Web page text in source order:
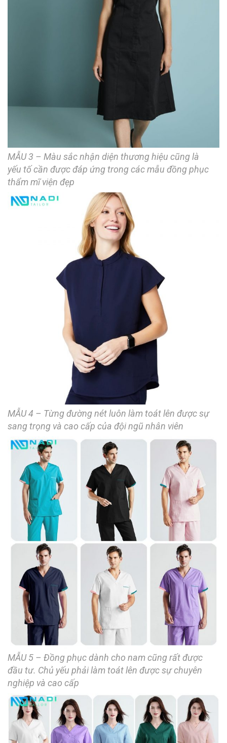
MẪU 3 – Màu sắc nhận diện thương hiệu cũng là
yếu tố cần được đáp ứng trong các mẫu đồng phục
thẩm mĩ viện đẹp
MẪU 4 – Từng đường nét luôn làm toát lên được sự
sang trọng và cao cấp của đội ngũ nhân viên
MẪU 5 – Đồng phục dành cho nam cũng rất được
đầu tư. Chủ yếu phải làm toát lên được sự chuyên
nghiệp và cao cấp